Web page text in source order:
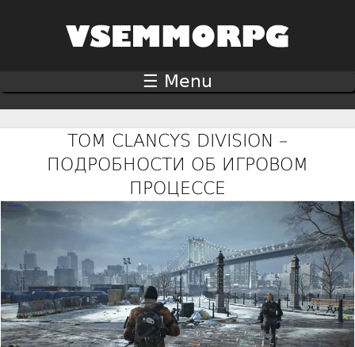
TOM CLANCYS DIVISION –
ПОДРОБНОСТИ ОБ ИГРОВОМ
ПРОЦЕССЕ
☰ Menu